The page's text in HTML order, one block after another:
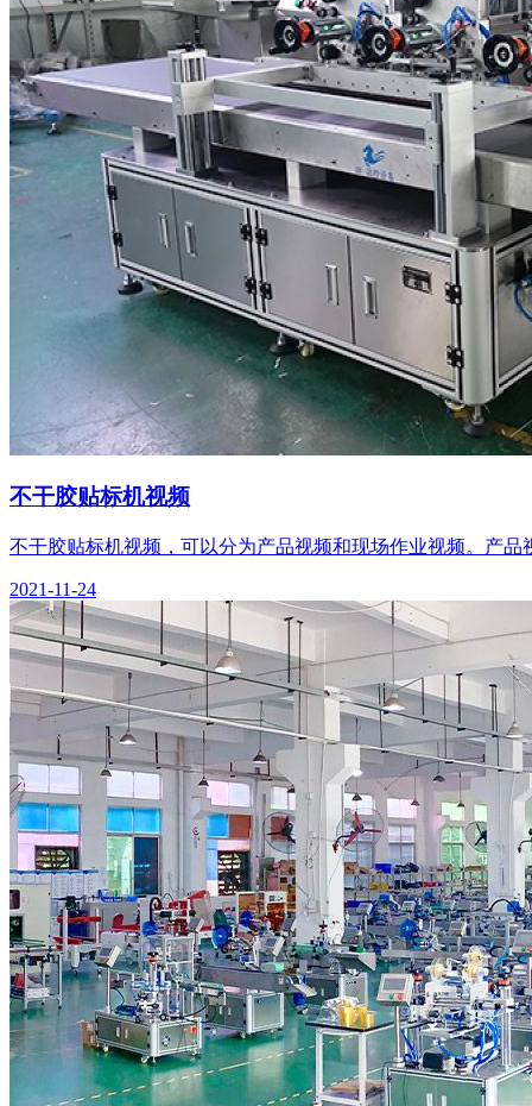
不干胶贴标机视频
不干胶贴标机视频，可以分为产品视频和现场作业视频。产
2021-11-24